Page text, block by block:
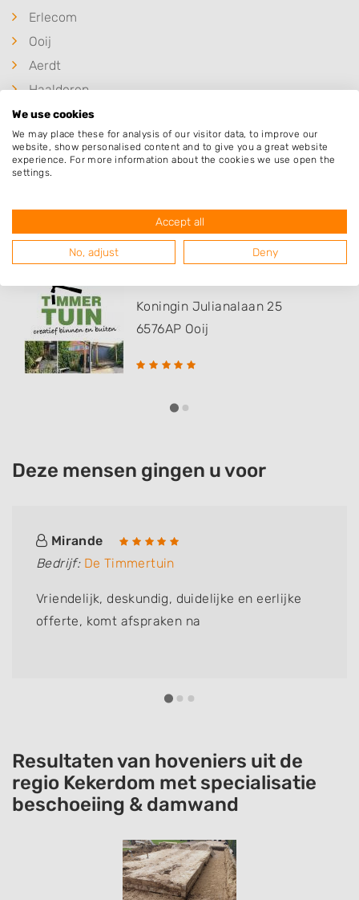
Erlecom
Ooij
Aerdt
Haalderen
Beek-Ubbergen
Ubbergen
Populaire hoveniers
Koningin Julianalaan 25
6576AP Ooij
Deze mensen gingen u voor
Mirande
Bedrijf: De Timmertuin
Vriendelijk, deskundig, duidelijke en eerlijke
offerte, komt afspraken na
Resultaten van hoveniers uit de
regio Kekerdom met specialisatie
beschoeiing & damwand
We use cookies
We may place these for analysis of our visitor data, to improve our
website, show personalised content and to give you a great website
experience. For more information about the cookies we use open the
settings.
Accept all
No, adjust Deny